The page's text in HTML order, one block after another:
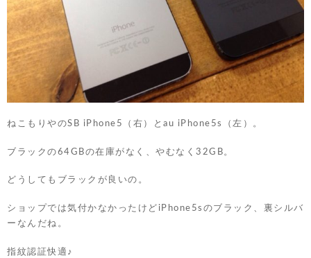
ねこもりやのSB iPhone5（右）とau iPhone5s（左）。
ブラックの64GBの在庫がなく、やむなく32GB。
どうしてもブラックが良いの。
ショップでは気付かなかったけどiPhone5sのブラック、裏シルバ
ーなんだね。
指紋認証快適♪